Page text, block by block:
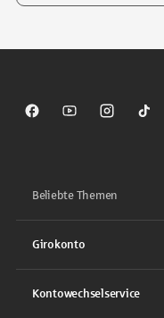
Sparkasse auf Facebook
Sparkasse auf
Sparkasse
Beliebte Themen
Girokonto
Kontowechselservice